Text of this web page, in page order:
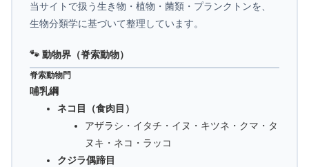
当サイトで扱う生き物・植物・菌類・プランクトンを、
生物分類学に基づいて整理しています。
🐾 動物界（脊索動物）
脊索動物門
哺乳綱
ネコ目（食肉目）
アザラシ・イタチ・イヌ・キツネ・クマ・タ
ヌキ・ネコ・ラッコ
クジラ偶蹄目